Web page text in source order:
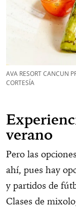
AVA RESORT CANCUN
CORTESÍA
verano
Pero las
ahí, pues hay
y partidos de
Clases de